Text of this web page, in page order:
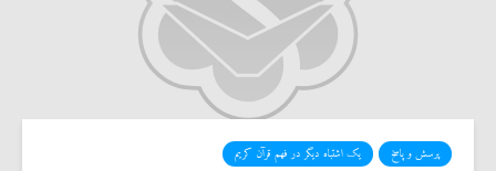
پرسش و پاسخ یک اشتباه دیگر در فهم قرآن کریم